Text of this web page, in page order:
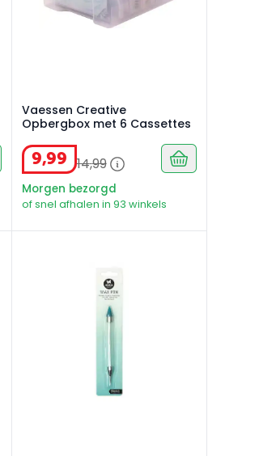
Vaessen Creative
Opbergbox met 6 Cassettes
9,99 14,99
Morgen bezorgd
of snel afhalen in 93 winkels